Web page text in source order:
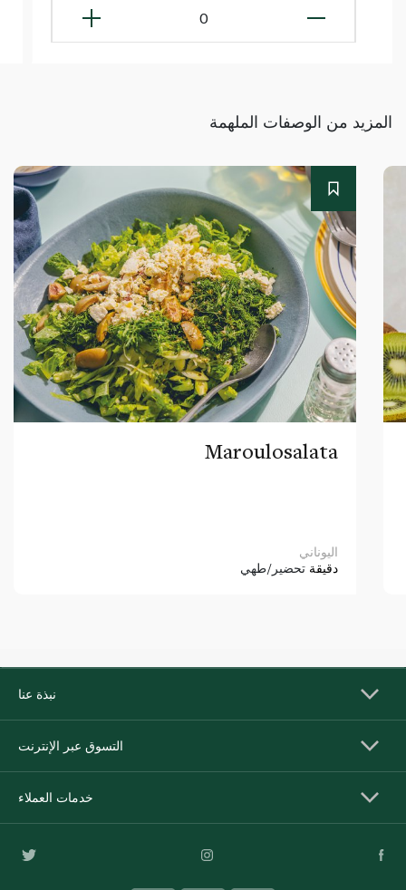
0
المزيد من الوصفات الملهمة
Maroulosalata
اليوناني
دقيقة تحضير/طهي
نبذة عنا
التسوق عبر الإنترنت
خدمات العملاء